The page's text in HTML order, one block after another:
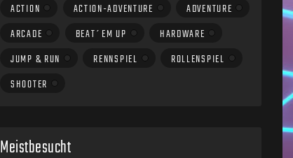
ACTION ACTION-ADVENTURE
ADVENTURE
ARCADE
BEAT´EM UP
HARDWARE
JUMP & RUN
RENNSPIEL
ROLLENSPIEL
SHOOTER
Meistbesucht